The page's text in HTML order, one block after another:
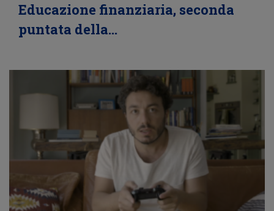
Educazione finanziaria, seconda
puntata della…